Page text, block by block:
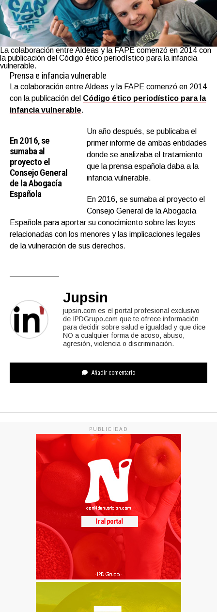
La colaboración entre Aldeas y la FAPE comenzó en 2014 con
la publicación del Código ético periodístico para la infancia
vulnerable.
Prensa e infancia vulnerable
La colaboración entre Aldeas y la FAPE comenzó en 2014
con la publicación del Código ético periodístico para la
infancia vulnerable.
En 2016, se
sumaba al
proyecto el
Consejo General
de la Abogacía
Española
Un año después, se publicaba el
primer informe de ambas entidades
donde se analizaba el tratamiento
que la prensa española daba a la
infancia vulnerable.
En 2016, se sumaba al proyecto el
Consejo General de la Abogacía
Española para aportar su conocimiento sobre las leyes
relacionadas con los menores y las implicaciones legales
de la vulneración de sus derechos.
Jupsin
jupsin.com es el portal profesional exclusivo
de IPDGrupo.com que te ofrece información
para decidir sobre salud e igualdad y que dice
NO a cualquier forma de acoso, abuso,
agresión, violencia o discriminación.
Añadir comentario
PUBLICIDAD